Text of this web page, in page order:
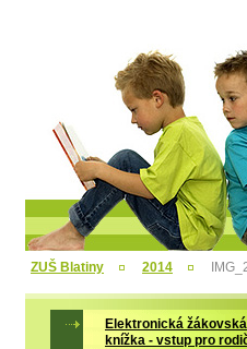
ZUŠ Blatiny 2014
Elektronická žákovská
knížka - vstup pro